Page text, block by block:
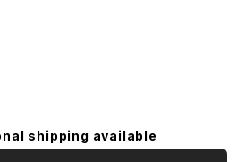
shipping available